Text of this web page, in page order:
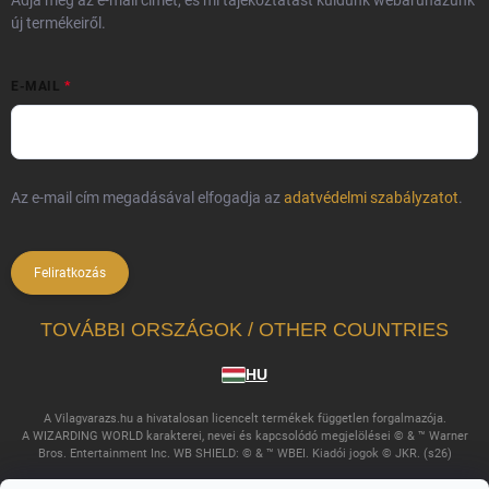
új termékeiről.
E-MAIL
Az e-mail cím megadásával elfogadja azadatvédelmi szabályzatot.
Feliratkozás
TOVÁBBI ORSZÁGOK / OTHER COUNTRIES
HU
A Vilagvarazs.hu a hivatalosan licencelt termékek független forgalmazója.
A WIZARDING WORLD karakterei, nevei és kapcsolódó megjelölései © & ™ Warner
Bros. Entertainment Inc. WB SHIELD: © & ™ WBEI. Kiadói jogok © JKR. (s26)